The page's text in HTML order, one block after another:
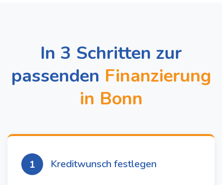
In 3 Schritten zur
passenden Finanzierung
in Bonn
1 Kreditwunsch festlegen